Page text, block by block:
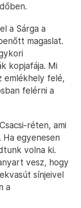
a Sárga a
magaslat.
kopjafája. Mi
felé,
felérni a
réten, ami
Ha egyenesen
volna ki.
vesz, hogy
sínjeivel
a